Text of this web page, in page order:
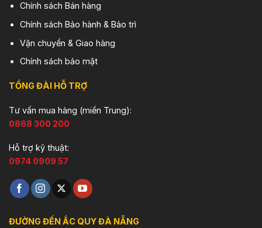
Chính sách Bán hàng
Chính sách Bảo hành & Bảo trì
Vận chuyển & Giao hàng
Chính sách bảo mật
TỔNG ĐÀI HỖ TRỢ
Tư vấn mua hàng (miền Trung):
0868 300 200
Hỗ trợ kỹ thuật:
0974 0909 57
ĐƯỜNG ĐẾN ẮC QUY ĐÀ NẴNG